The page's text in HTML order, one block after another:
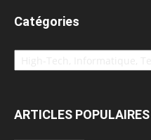
Catégories
Catégories
ARTICLES POPULAIRES